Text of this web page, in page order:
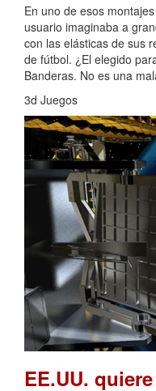
En uno de esos
usuario imaginaba a
con las elásticas de sus
de fútbol. ¿El elegido
Banderas. No es una
3d Juegos
EE.UU.